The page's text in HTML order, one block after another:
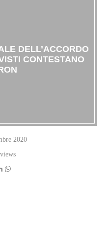
DELL’ACCORDO
CONTESTANO
2020